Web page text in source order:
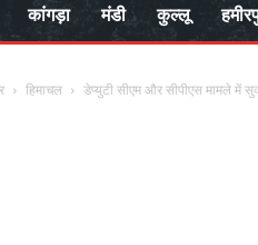
कांगड़ा मंडी कुल्लू
हिमाचल डेप्युटी सीएम और सीपीएस मामले में